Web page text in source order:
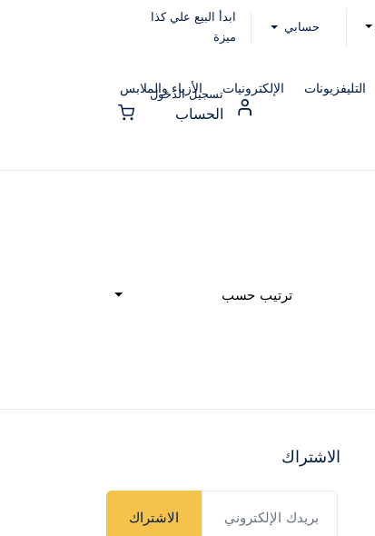
حسابي
ابدأ البيع علي كذا
ميزة
التليفزيونات الإلكترونيات الأزياء والملابس
تسجيل الدخول
الحساب
ترتيب حسب
الاشتراك
الاشتراك